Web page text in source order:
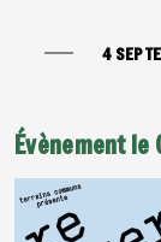
4
Évènement le